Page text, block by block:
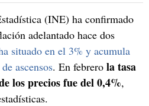
(INE) ha confirmado
adelantado hace dos
situado en el 3% y acumula
ascensos. En febrero la tasa
los precios fue del 0,4%,